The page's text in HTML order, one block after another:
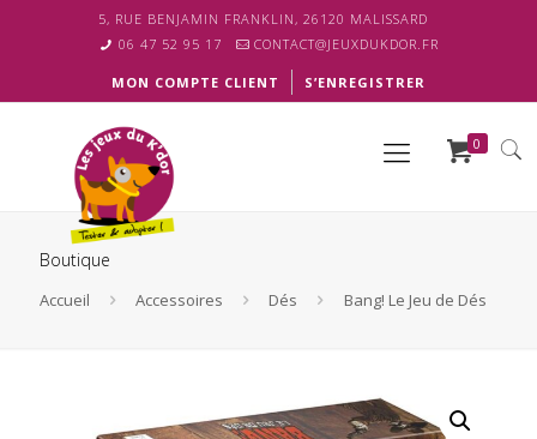
5, RUE BENJAMIN FRANKLIN, 26120 MALISSARD
06 47 52 95 17
CONTACT@JEUXDUKDOR.FR
MON COMPTE CLIENT S’ENREGISTRER
0
Boutique
Accueil Accessoires Dés Bang! Le Jeu de Dés